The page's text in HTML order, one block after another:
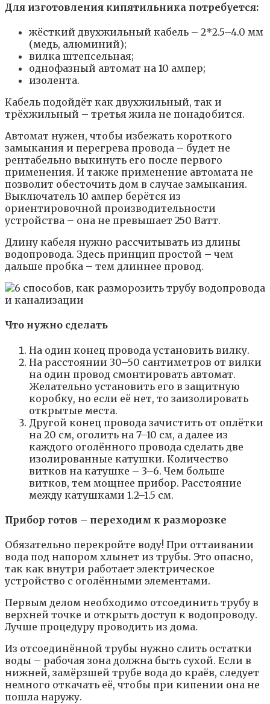
Для изготовления кипятильника потребуется:
жёсткий двухжильный кабель – 2*2.5–4.0 мм
(медь, алюминий);
вилка штепсельная;
однофазный автомат на 10 ампер;
изолента.
Кабель подойдёт как двухжильный, так и
трёхжильный – третья жила не понадобится.
Автомат нужен, чтобы избежать короткого
замыкания и перегрева провода – будет не
рентабельно выкинуть его после первого
применения. И также применение автомата не
позволит обесточить дом в случае замыкания.
Выключатель 10 ампер берётся из
ориентировочной производительности
устройства – она не превышает 250 Ватт.
Длину кабеля нужно рассчитывать из длины
водопровода. Здесь принцип простой – чем
дальше пробка – тем длиннее провод.
Что нужно сделать
На один конец провода установить вилку.
На расстоянии 30–50 сантиметров от вилки
на один провод смонтировать автомат.
Желательно установить его в защитную
коробку, но если её нет, то заизолировать
открытые места.
Другой конец провода зачистить от оплётки
на 20 см, оголить на 7–10 см, а далее из
каждого оголённого провода сделать две
изолированные катушки. Количество
витков на катушке – 3–6. Чем больше
витков, тем мощнее прибор. Расстояние
между катушками 1.2–1.5 см.
Прибор готов – переходим к разморозке
Обязательно перекройте воду! При оттаивании
вода под напором хлынет из трубы. Это опасно,
так как внутри работает электрическое
устройство с оголёнными элементами.
Первым делом необходимо отсоединить трубу в
верхней точке и открыть доступ к водопроводу.
Лучше процедуру проводить из дома.
Из отсоединённой трубы нужно слить остатки
воды – рабочая зона должна быть сухой. Если в
нижней, замёрзшей трубе вода до краёв, следует
немного откачать её, чтобы при кипении она не
пошла наружу.